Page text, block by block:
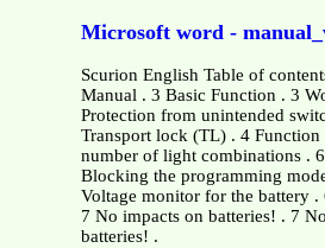
Microsoft word -
Scurion English Table of
Manual . 3 Basic Function . 3
Protection from unintended
Transport lock (TL) . 4
number of light combinations .
Blocking the programming
Voltage monitor for the battery
7 No impacts on batteries! . 7
batteries! .